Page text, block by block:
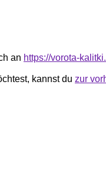
an https://vorota-
kannst du zur